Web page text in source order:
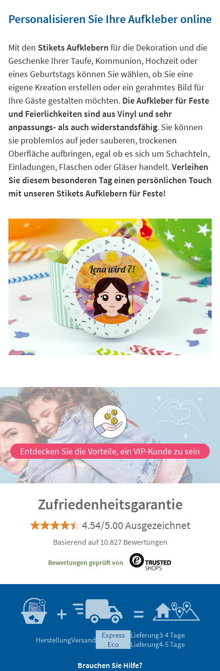
Personalisieren Sie Ihre Aufkleber online
Mit den Stikets Aufklebern für die Dekoration und die
Geschenke Ihrer Taufe, Kommunion, Hochzeit oder
eines Geburtstags können Sie wählen, ob Sie eine
eigene Kreation erstellen oder ein gerahmtes Bild für
Ihre Gäste gestalten möchten. Die Aufkleber für Feste
und Feierlichkeiten sind aus Vinyl und sehr
anpassungs- als auch widerstandsfähig. Sie können
sie problemlos auf jeder sauberen, trockenen
Oberfläche aufbringen, egal ob es sich um Schachteln,
Einladungen, Flaschen oder Gläser handelt.Verleihen
Sie diesem besonderen Tag einen persönlichen Touch
mit unseren Stikets Aufklebern für Feste!
Entdecken Sie die Vorteile, ein VIP-Kunde zu sein
Zufriedenheitsgarantie
4.54/5.00 Ausgezeichnet
Basierend auf 10.827 Bewertungen
Bewertungen geprüft von
HerstellungVersand
express
eco
Lieferung3-4 Tage
Lieferung4-5 Tage
Brauchen Sie Hilfe?